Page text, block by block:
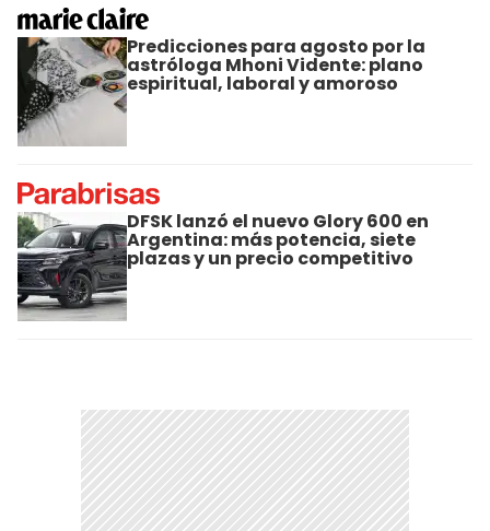
Predicciones para agosto por la
astróloga Mhoni Vidente: plano
espiritual, laboral y amoroso
DFSK lanzó el nuevo Glory 600 en
Argentina: más potencia, siete
plazas y un precio competitivo